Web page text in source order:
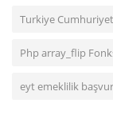
Turkiye
Php array_flip
eyt emeklilik